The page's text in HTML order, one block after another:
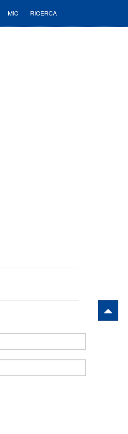
MIC RICERCA